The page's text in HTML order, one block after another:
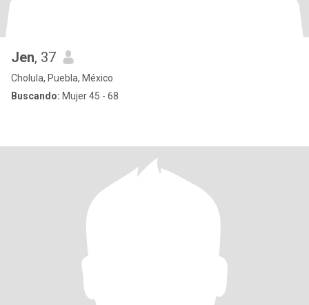
Jen, 37
Cholula, Puebla, México
Buscando: Mujer 45 - 68